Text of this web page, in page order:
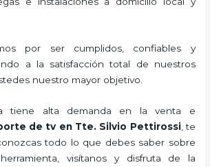
por ser cumplidos, confiables y
a la satisfacción total de nuestros
nuestro mayor objetivo.
tiene alta demanda en la venta e
de tv en Tte. Silvio Pettirossi, te
todo lo que debes saber sobre
visítanos y disfruta de la